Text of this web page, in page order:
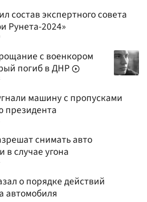
состав экспертного совета
Рунета-2024»
с военкором
погиб в ДНР
машину с пропусками
президента
снимать авто
в случае угона
о порядке действий
автомобиля